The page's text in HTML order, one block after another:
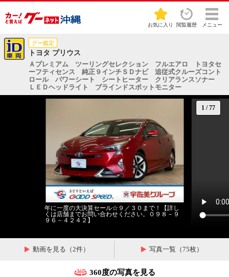
お気に入り 閲覧履歴 メニュー
グー鑑定
トヨタ プリウス
Ａプレミアム ツーリングセレクション フルエアロ トヨタセ
ーフティセンス 純正９インチＳＤナビ 追従式クルーズコント
ロール パワーシート シートヒーター クリアランスソナー
ＬＥＤヘッドライト ブラインドスポットモニター
1 /77
年に一度の大決算セール☆９／３０まで！【詳し
くは店舗までお問い合わせください。０９８－９
９６－４２４２】
動画を見る（2件） 写真一覧（75枚）
360度の写真を見る